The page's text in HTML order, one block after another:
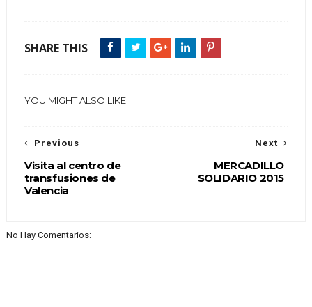
SHARE THIS
YOU MIGHT ALSO LIKE
Next
MERCADILLO
SOLIDARIO 2015
Previous
Visita al centro de
transfusiones de
Valencia
No Hay Comentarios: